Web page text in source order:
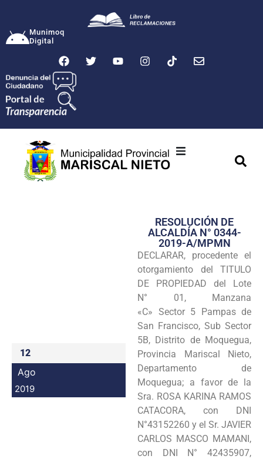
Munimoq
Digital
Transparencia
Seguridad
Programas
Intranet
12
Ago
2019
RESOLUCIÓN DE
ALCALDÍA N° 0344-
2019-A/MPMN
DECLARAR, procedente el
otorgamiento del TITULO
DE PROPIEDAD del Lote
N° 01, Manzana
«C» Sector 5 Pampas de
San Francisco, Sub Sector
5B, Distrito de Moquegua,
Provincia Mariscal Nieto,
Departamento de
Moquegua; a favor de la
Sra. ROSA KARINA RAMOS
CATACORA, con DNI
N°43152260 y el Sr. JAVIER
CARLOS MASCO MAMANI,
con DNI N° 42435907,